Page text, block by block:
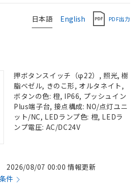
日本語 English PDF出力
押ボタンスイッチ（φ22）, 照光, 樹
脂ベゼル, きのこ形, オルタネイト,
ボタンの色: 橙, IP66, プッシュイン
Plus端子台, 接点構成: NO/点灯ユニ
ット/NC, LEDランプ色: 橙, LEDラ
ンプ電圧: AC/DC24V
2026/08/07 00:00 情報更新
件